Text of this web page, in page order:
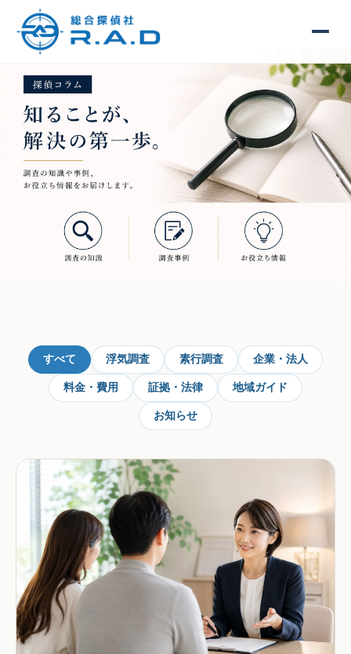
探偵コラム｜総合探偵社R.A.D
すべて 浮気調査 素行調査 企業・法人
料金・費用 証拠・法律 地域ガイド
お知らせ